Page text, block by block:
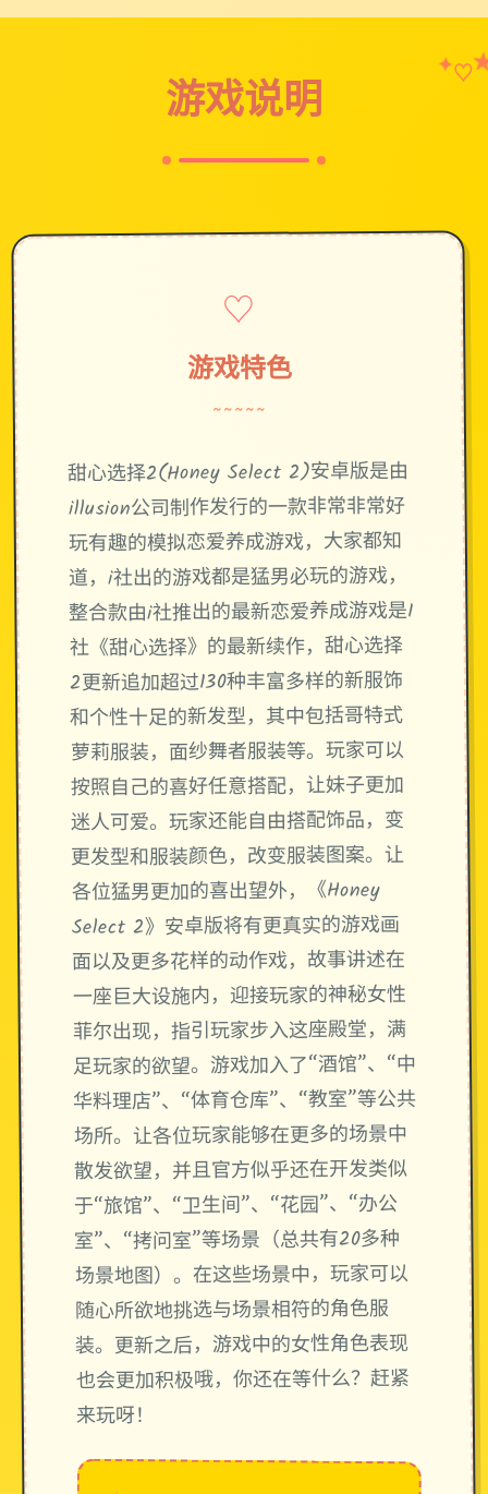
游戏说明
✦♡
♡
游戏特色
~~~~~
甜心选择2(Honey Select 2)安卓版是由
illusion公司制作发行的一款非常非常好
玩有趣的模拟恋爱养成游戏，大家都知
道，i社出的游戏都是猛男必玩的游戏，
整合款由i社推出的最新恋爱养成游戏是I
社《甜心选择》的最新续作，甜心选择
2更新追加超过130种丰富多样的新服饰
和个性十足的新发型，其中包括哥特式
萝莉服装，面纱舞者服装等。玩家可以
按照自己的喜好任意搭配，让妹子更加
迷人可爱。玩家还能自由搭配饰品，变
更发型和服装颜色，改变服装图案。让
各位猛男更加的喜出望外，《Honey
Select 2》安卓版将有更真实的游戏画
面以及更多花样的动作戏，故事讲述在
一座巨大设施内，迎接玩家的神秘女性
菲尔出现，指引玩家步入这座殿堂，满
足玩家的欲望。游戏加入了“酒馆”、“中
华料理店”、“体育仓库”、“教室”等公共
场所。让各位玩家能够在更多的场景中
散发欲望，并且官方似乎还在开发类似
于“旅馆”、“卫生间”、“花园”、“办公
室”、“拷问室”等场景（总共有20多种
场景地图）。在这些场景中，玩家可以
随心所欲地挑选与场景相符的角色服
装。更新之后，游戏中的女性角色表现
也会更加积极哦，你还在等什么？赶紧
来玩呀！